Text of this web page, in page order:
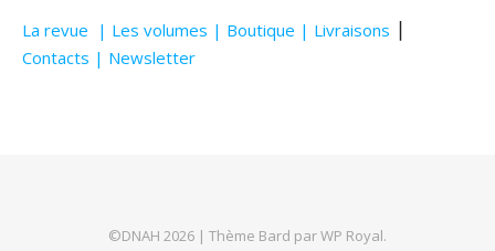
La revue | Les volumes | Boutique | Livraisons
Contacts | Newsletter
©DNAH 2026 | Thème Bard parWP Royal.